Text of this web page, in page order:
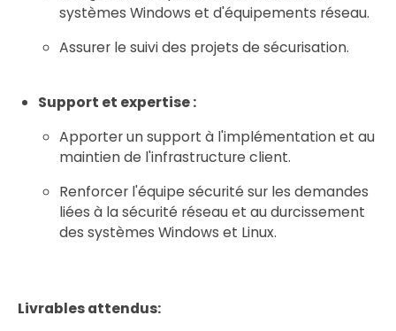
systèmes Windows et d'équipements réseau.
Assurer le suivi des projets de sécurisation.
Support et expertise :
Apporter un support à l'implémentation et au
maintien de l'infrastructure client.
Renforcer l'équipe sécurité sur les demandes
liées à la sécurité réseau et au durcissement
des systèmes Windows et Linux.
Livrables attendus: